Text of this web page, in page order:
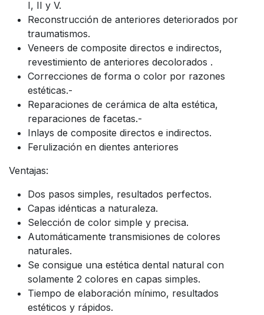
I, II y V.
Reconstrucción de anteriores deteriorados por
traumatismos.
Veneers de composite directos e indirectos,
revestimiento de anteriores decolorados .
Correcciones de forma o color por razones
estéticas.-
Reparaciones de cerámica de alta estética,
reparaciones de facetas.-
Inlays de composite directos e indirectos.
Ferulización en dientes anteriores
Ventajas:
Dos pasos simples, resultados perfectos.
Capas idénticas a naturaleza.
Selección de color simple y precisa.
Automáticamente transmisiones de colores
naturales.
Se consigue una estética dental natural con
solamente 2 colores en capas simples.
Tiempo de elaboración mínimo, resultados
estéticos y rápidos.